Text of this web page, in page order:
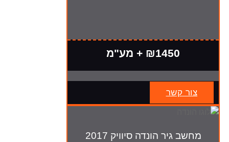
₪1450 + מע"מ
צור קשר
מחשב גיר הונדה סיוויק 2017